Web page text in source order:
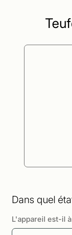
Dans quel
L'appareil est-il